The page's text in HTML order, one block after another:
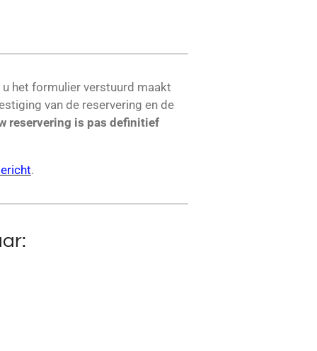
u het formulier verstuurd maakt
van de reservering en de
reservering is pas definitief
.